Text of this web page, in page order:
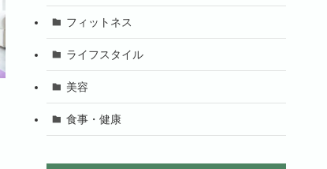
フィットネス
ライフスタイル
美容
食事・健康